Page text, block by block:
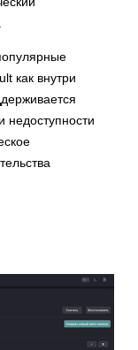
как внутри
недоступности